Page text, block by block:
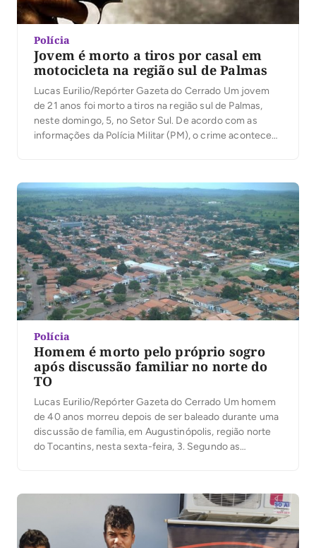
Polícia
Jovem é morto a tiros por casal em
motocicleta na região sul de Palmas
Lucas Eurilio/Repórter Gazeta do Cerrado Um jovem
de 21 anos foi morto a tiros na região sul de Palmas,
neste domingo, 5, no Setor Sul. De acordo com as
informações da Polícia Militar (PM), o crime aconteceu
Polícia
Homem é morto pelo próprio sogro
após discussão familiar no norte do
TO
Lucas Eurilio/Repórter Gazeta do Cerrado Um homem
de 40 anos morreu depois de ser baleado durante uma
discussão de família, em Augustinópolis, região norte
do Tocantins, nesta sexta-feira, 3. Segundo as
suspeito é o próprio sogro, Raimundo […]